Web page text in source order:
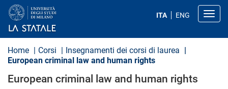
a
ITA ENG
Home Corsi
Insegnamenti dei corsi di laurea
European criminal law and human rights
European criminal law and human rights